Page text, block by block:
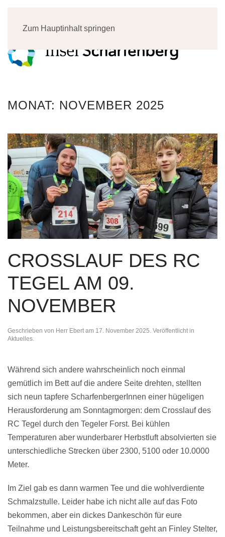
Zum Hauptinhalt springen
MONAT: NOVEMBER 2025
CROSSLAUF DES RC
TEGEL AM 09.
NOVEMBER
Geschrieben von Herr Ebertam 17. November 2025. Veröffentlicht in
Aktuelles.
Während sich andere wahrscheinlich noch einmal
gemütlich im Bett auf die andere Seite drehten, stellten
sich neun tapfere ScharfenbergerInnen einer hügeligen
Herausforderung am Sonntagmorgen: dem Crosslauf des
RC Tegel durch den Tegeler Forst. Bei kühlen
Temperaturen aber wunderbarer Herbstluft absolvierten sie
unterschiedliche Strecken über 2300, 5100 oder 10.0000
Meter.
Im Ziel gab es dann warmen Tee und die wohlverdiente
Schmalzstulle. Leider habe ich nicht alle auf das Foto
bekommen, aber ein dickes Dankeschön für eure
Teilnahme und Leistungsbereitschaft geht an Finley Stelter,